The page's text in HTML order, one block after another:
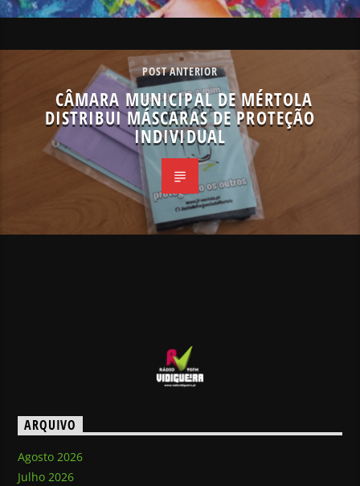
POST ANTERIOR
CÂMARA MUNICIPAL DE MÉRTOLA
DISTRIBUI MÁSCARAS DE PROTEÇÃO
INDIVIDUAL
ARQUIVO
Agosto 2026
Julho 2026